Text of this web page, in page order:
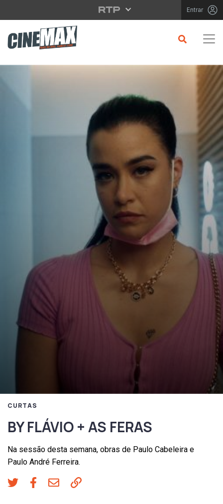
Saltar para o conteúdo principal Entrar
CURTAS
BY FLÁVIO + AS FERAS
Na sessão desta semana, obras de Paulo Cabeleira e
Paulo André Ferreira.